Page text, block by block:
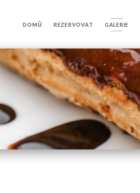
DOMŮ REZERVOVAT GALERIE